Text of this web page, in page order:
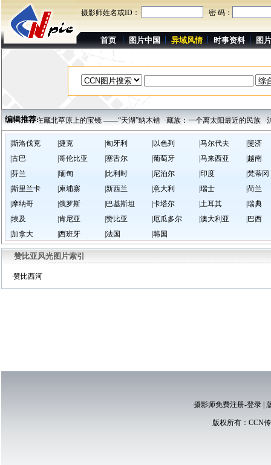
摄影师姓名或ID： 密 码：
首页 图片中国 异域风情 时事资料 图
编辑推荐:
·镶嵌在藏北草原上的宝镜 ——“天湖”纳木错 ·藏族：一个离太阳最近的民族 ·沪
|斯洛伐克 |捷克 |匈牙利 |以色列 |马尔代夫
|斐济
|古巴
|哥伦比亚 |塞舌尔 |葡萄牙 |马来西亚
|越南
|芬兰
|缅甸 |比利时 |尼泊尔 |印度
|梵蒂冈
|斯里兰卡
|柬埔寨 |新西兰 |意大利 |瑞士
|荷兰
|摩纳哥
|俄罗斯 |巴基斯坦 |卡塔尔 |土耳其
|瑞典
|埃及
|肯尼亚 |赞比亚 |厄瓜多尔 |澳大利亚
|巴西
|加拿大
|西班牙 |法国 |韩国
赞比亚风光图片索引
·赞比西河
摄影师免费注册-登录|
版权所有： CCN